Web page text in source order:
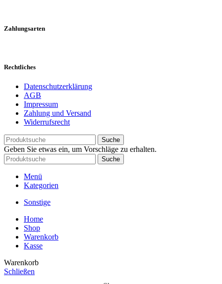
Zahlungsarten
Rechtliches
Datenschutzerklärung
AGB
Impressum
Zahlung und Versand
Widerrufsrecht
Suche
Geben Sie etwas ein, um Vorschläge zu erhalten.
Suche
Menü
Kategorien
Sonstige
Home
Shop
Warenkorb
Kasse
Warenkorb
Schließen